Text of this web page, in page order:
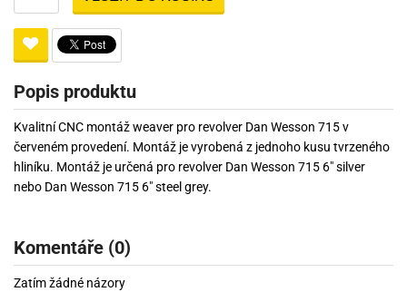
Popis produktu
Kvalitní CNC montáž weaver pro revolver Dan Wesson 715 v
červeném provedení. Montáž je vyrobená z jednoho kusu tvrzeného
hliníku. Montáž je určená pro revolver Dan Wesson 715 6" silver
nebo Dan Wesson 715 6" steel grey.
Komentáře (0)
Zatím žádné názory